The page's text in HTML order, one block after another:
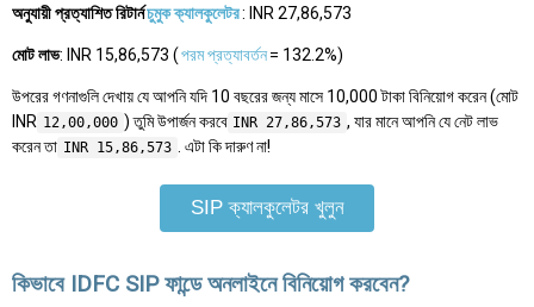
অনুযায়ী প্রত্যাশিত রিটার্নচুমুক ক্যালকুলেটর: INR 27,86,573
মোট লাভ: INR 15,86,573 (পরম প্রত্যাবর্তন= 132.2%)
উপরের গণনাগুলি দেখায় যে আপনি যদি 10 বছরের জন্য মাসে 10,000 টাকা বিনিয়োগ করেন (মোট
INR 12,00,000 ) তুমি উপার্জন করবে INR 27,86,573 , যার মানে আপনি যে নেট লাভ
করেন তা INR 15,86,573 . এটা কি দারুণ না!
SIP ক্যালকুলেটর খুলুন
কিভাবে IDFC SIP ফান্ডে অনলাইনে বিনিয়োগ করবেন?